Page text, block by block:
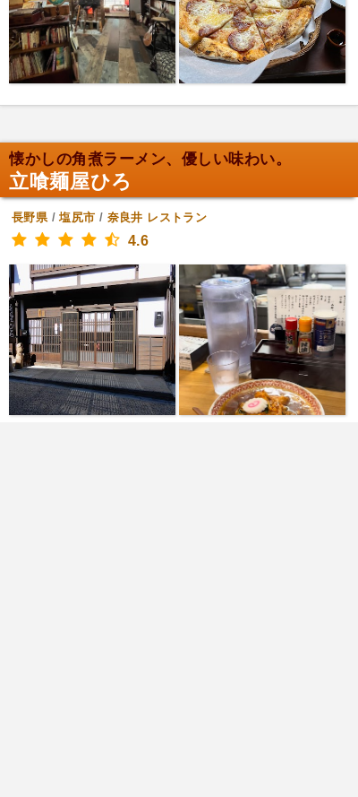
懐かしの角煮ラーメン、優しい味わい。
立喰麺屋ひろ
長野県/塩尻市 / 奈良井 レストラン
4.6